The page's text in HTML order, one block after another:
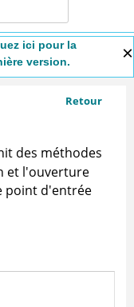
ici pour la
version.
Retour
des méthodes
et l'ouverture
point d'entrée